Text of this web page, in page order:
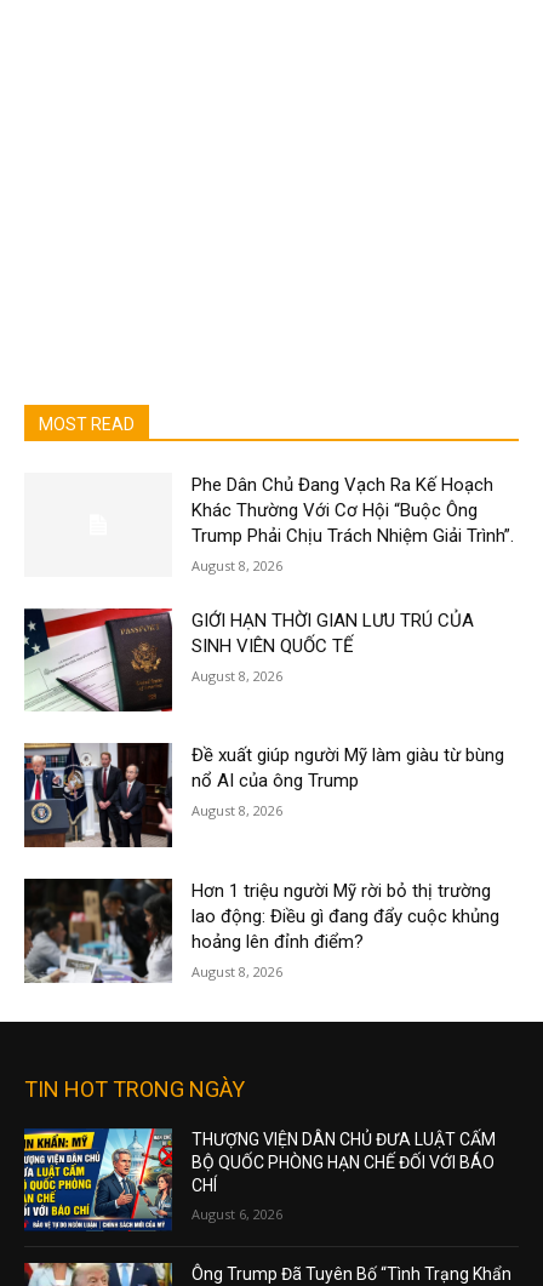
MOST READ
Phe Dân Chủ Đang Vạch Ra Kế Hoạch
Khác Thường Với Cơ Hội “Buộc Ông
Trump Phải Chịu Trách Nhiệm Giải Trình”.
August 8, 2026
GIỚI HẠN THỜI GIAN LƯU TRÚ CỦA
SINH VIÊN QUỐC TẾ
August 8, 2026
Đề xuất giúp người Mỹ làm giàu từ bùng
nổ AI của ông Trump
August 8, 2026
Hơn 1 triệu người Mỹ rời bỏ thị trường
lao động: Điều gì đang đẩy cuộc khủng
hoảng lên đỉnh điểm?
August 8, 2026
TIN HOT TRONG NGÀY
THƯỢNG VIỆN DÂN CHỦ ĐƯA LUẬT CẤM
BỘ QUỐC PHÒNG HẠN CHẾ ĐỐI VỚI BÁO
CHÍ
August 6, 2026
Ông Trump Đã Tuyên Bố “Tình Trạng Khẩn